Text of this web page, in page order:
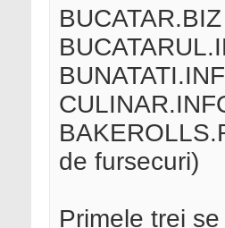
BUCATAR.BIZ
de fursecuri)
Primele trei